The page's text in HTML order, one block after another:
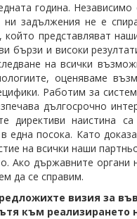
година.
задължения не е
представляват
бързи и високи
на всички
оценяваме
Работим за
дългосрочно
директиви наистина
една посока. Като
на всички наши
Ако държавните
да се справим.
визия за
към реализирането